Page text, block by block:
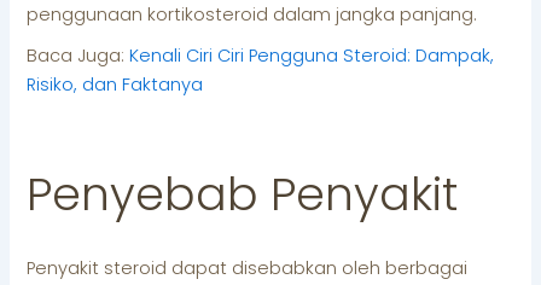
penggunaan kortikosteroid dalam jangka panjang.
Baca Juga:Kenali Ciri Ciri Pengguna Steroid: Dampak,
Risiko, dan Faktanya
Penyebab Penyakit
Penyakit steroid dapat disebabkan oleh berbagai